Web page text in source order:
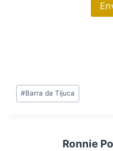
Tags
do
#Barra da Tijuca
Ronnie